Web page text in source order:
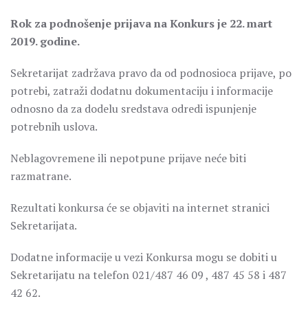
Rok za podnošenje prijava na Konkurs je 22. mart
2019. godine.
Sekretarijat zadržava pravo da od podnosioca prijave, po
potrebi, zatraži dodatnu dokumentaciju i informacije
odnosno da za dodelu sredstava odredi ispunjenje
potrebnih uslova.
Neblagovremene ili nepotpune prijave neće biti
razmatrane.
Rezultati konkursa će se objaviti na internet stranici
Sekretarijata.
Dodatne informacije u vezi Konkursa mogu se dobiti u
Sekretarijatu na telefon 021/487 46 09 , 487 45 58 i 487
42 62.